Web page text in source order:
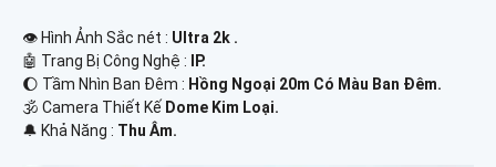
👁 Hình Ảnh Sắc nét : Ultra 2k .
🤖️ Trang Bị Công Nghệ :
IP.
🌔 Tầm Nhìn Ban Đêm : Hồng Ngoại 20m Có Màu Ban Đêm.
🕉️ Camera Thiết Kế Dome Kim Loại.
️🔔 Khả Năng : Thu Âm.